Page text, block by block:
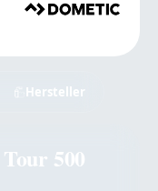
Hersteller
500